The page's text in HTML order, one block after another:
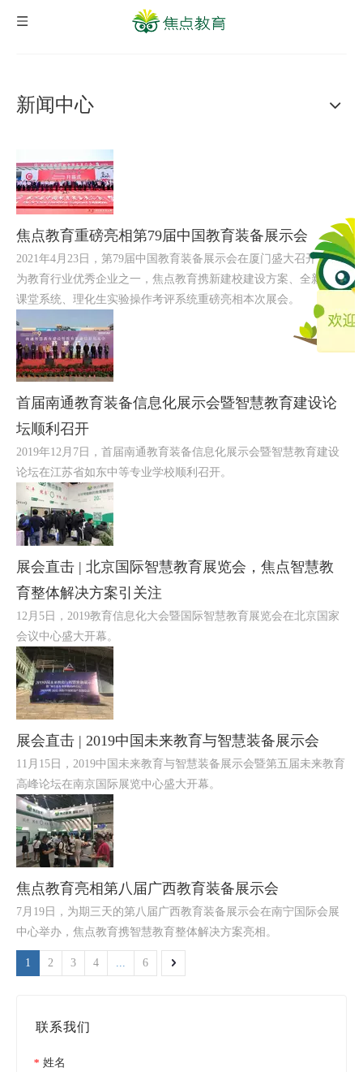
新闻中心
焦点教育重磅亮相第79届中国教育装备展示会
2021年4月23日，第79届中国教育装备展示会在厦门盛大召开！作
为教育行业优秀企业之一，焦点教育携新建校建设方案、全新智慧
课堂系统、理化生实验操作考评系统重磅亮相本次展会。
首届南通教育装备信息化展示会暨智慧教育建设论
坛顺利召开
2019年12月7日，首届南通教育装备信息化展示会暨智慧教育建设
论坛在江苏省如东中等专业学校顺利召开。
展会直击 | 北京国际智慧教育展览会，焦点智慧教
育整体解决方案引关注
12月5日，2019教育信息化大会暨国际智慧教育展览会在北京国家
会议中心盛大开幕。
展会直击 | 2019中国未来教育与智慧装备展示会
11月15日，2019中国未来教育与智慧装备展示会暨第五届未来教育
高峰论坛在南京国际展览中心盛大开幕。
焦点教育亮相第八届广西教育装备展示会
7月19日，为期三天的第八届广西教育装备展示会在南宁国际会展
中心举办，焦点教育携智慧教育整体解决方案亮相。
1 2 3 4 ... 6
联系我们
* 姓名